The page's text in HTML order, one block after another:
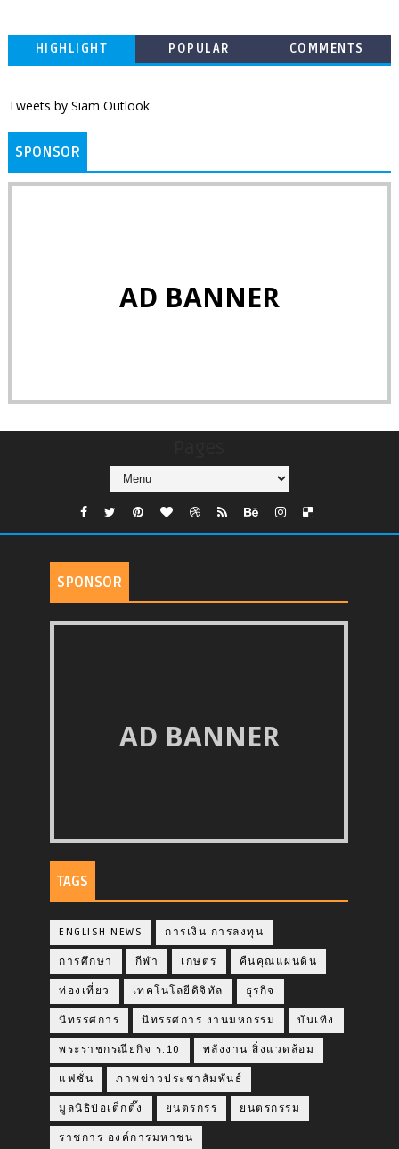
HIGHLIGHT POPULAR COMMENTS
Tweets by Siam Outlook
SPONSOR
AD BANNER
SPONSOR
AD BANNER
TAGS
ENGLISH NEWS การเงิน การลงทุน
การศึกษา กีฬา เกษตร คืนคุณแผ่นดิน
ท่องเที่ยว เทคโนโลยีดิจิทัล ธุรกิจ
นิทรรศการ นิทรรศการ งานมหกรรม บันเทิง
พระราชกรณียกิจ ร.10 พลังงาน สิ่งแวดล้อม
แฟชั่น ภาพข่าวประชาสัมพันธ์
มูลนิธิป่อเต็กตึ๊ง ยนตรกรร ยนตรกรรม
ราชการ องค์การมหาชน